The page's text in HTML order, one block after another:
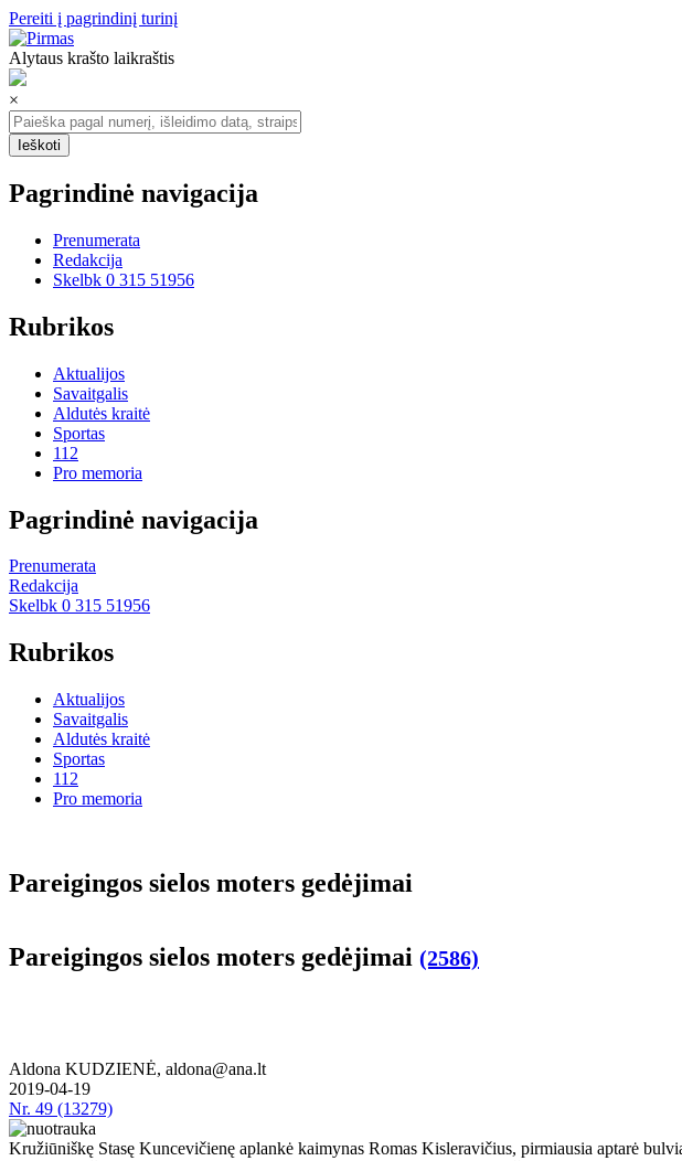
Pereiti į pagrindinį turinį
Alytaus krašto laikraštis
×
Pagrindinė navigacija
Prenumerata
Redakcija
Skelbk 0 315 51956
Rubrikos
Aktualijos
Savaitgalis
Aldutės kraitė
Sportas
112
Pro memoria
Pagrindinė navigacija
Prenumerata
Redakcija
Skelbk 0 315 51956
Rubrikos
Aktualijos
Savaitgalis
Aldutės kraitė
Sportas
112
Pro memoria
Pa­rei­gin­gos sie­los mo­ters ge­dė­ji­mai
Pa­rei­gin­gos sie­los mo­ters ge­dė­ji­mai (2586)
Aldona KUDZIENĖ, aldona@ana.lt
2019-04-19
Nr. 49 (13279)
Kružiūniškę Stasę Kuncevičienę aplankė kaimynas Romas Kisleravičius, pirmiausia aptarė